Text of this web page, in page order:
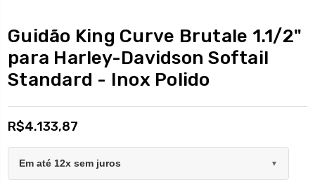
Guidão King Curve Brutale 1.1/2"
para Harley-Davidson Softail
Standard - Inox Polido
R$4.133,87
Em até 12x sem juros ▼